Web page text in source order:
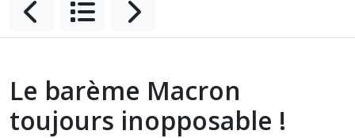
Le barème Macron
toujours inopposable !